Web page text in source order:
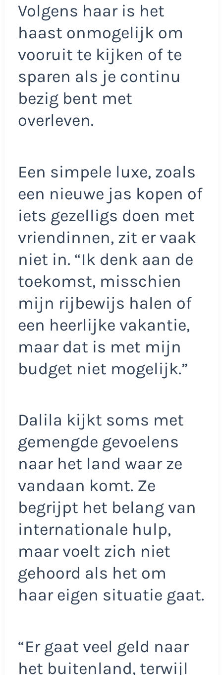
Volgens haar is het
haast onmogelijk om
vooruit te kijken of te
sparen als je continu
bezig bent met
overleven.
Een simpele luxe, zoals
een nieuwe jas kopen of
iets gezelligs doen met
vriendinnen, zit er vaak
niet in. “Ik denk aan de
toekomst, misschien
mijn rijbewijs halen of
een heerlijke vakantie,
maar dat is met mijn
budget niet mogelijk.”
Dalila kijkt soms met
gemengde gevoelens
naar het land waar ze
vandaan komt. Ze
begrijpt het belang van
internationale hulp,
maar voelt zich niet
gehoord als het om
haar eigen situatie gaat.
“Er gaat veel geld naar
het buitenland, terwijl